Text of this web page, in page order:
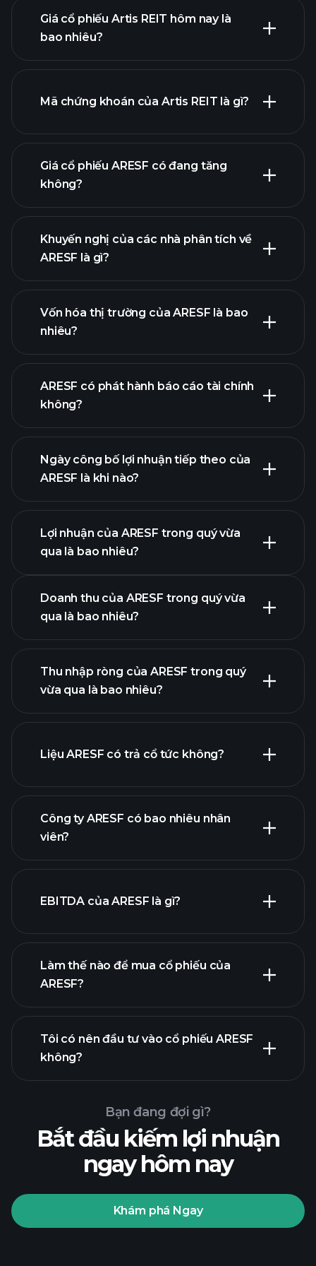
Giá cổ phiếu Artis REIT hôm nay là
bao nhiêu?
Mã chứng khoán của Artis REIT là gì?
Giá cổ phiếu ARESF có đang tăng
không?
Khuyến nghị của các nhà phân tích về
ARESF là gì?
Vốn hóa thị trường của ARESF là bao
nhiêu?
danh
sách cổ phiếu của chúng tôi
ARESF có phát hành báo cáo tài chính
không?
tài chính của
ARESF
Ngày công bố lợi nhuận tiếp theo của
ARESF là khi nào?
Lịch công bố lợi nhuận
Lợi nhuận của ARESF trong quý vừa
qua là bao nhiêu?
lợi nhuận của
ARESF
Doanh thu của ARESF trong quý vừa
qua là bao nhiêu?
báo cáo tài chính
Thu nhập ròng của ARESF trong quý
vừa qua là bao nhiêu?
báo cáo tài chính
Liệu ARESF có trả cổ tức không?
Công ty ARESF có bao nhiêu nhân
viên?
nhà tuyển dụng
EBITDA của ARESF là gì?
báo cáo tài chính
Làm thế nào để mua cổ phiếu của
ARESF?
Playtrade
Tournaments
nhà môi
Tôi có nên đầu tư vào cổ phiếu ARESF
không?
Bạn đang đợi gì?
Bắt đầu kiếm lợi nhuận
ngay hôm nay
Khám phá Ngay